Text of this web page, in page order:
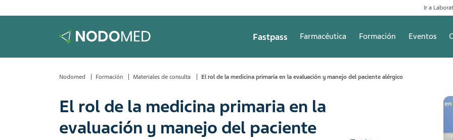
Ir a
Fastpass Farmacéutica Formación Eventos
Nodomed Formación Materiales de consulta El rol de la medicina primaria en la evaluación y manejo del paciente alérgico
El rol de la medicina primaria en la
evaluación y manejo del paciente